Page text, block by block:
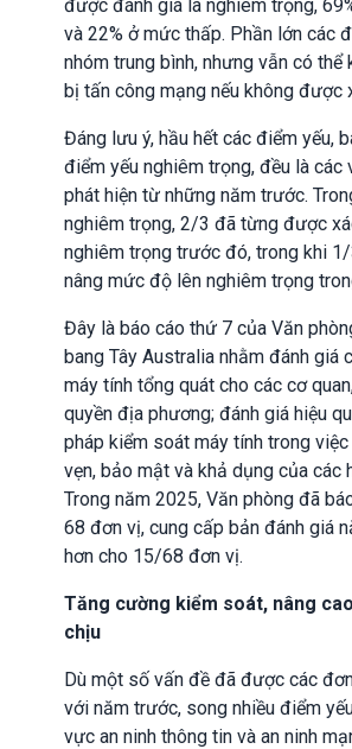
được đánh giá là nghiêm trọng,
và 22% ở mức thấp. Phần lớn các
nhóm trung bình, nhưng vẫn có thể
bị tấn công mạng nếu không được
Đáng lưu ý, hầu hết các điểm yếu,
điểm yếu nghiêm trọng, đều là
phát hiện từ những năm trước.
nghiêm trọng, 2/3 đã từng được
nghiêm trọng trước đó, trong khi
nâng mức độ lên nghiêm trọng
Đây là báo cáo thứ 7 của Văn
bang Tây Australia nhằm đánh giá
máy tính tổng quát cho các cơ
quyền địa phương; đánh giá hiệu
pháp kiểm soát máy tính trong
vẹn, bảo mật và khả dụng của các
Trong năm 2025, Văn phòng đã
68 đơn vị, cung cấp bản đánh giá
hơn cho 15/68 đơn vị.
Tăng cường kiểm soát, nâng
chịu
Dù một số vấn đề đã được các
với năm trước, song nhiều điểm
vực an ninh thông tin và an ninh